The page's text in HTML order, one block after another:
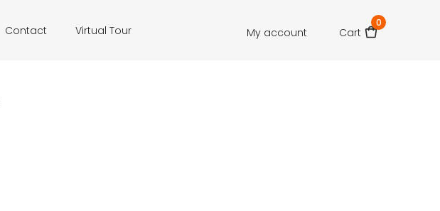
Contact Virtual Tour My account Cart
0